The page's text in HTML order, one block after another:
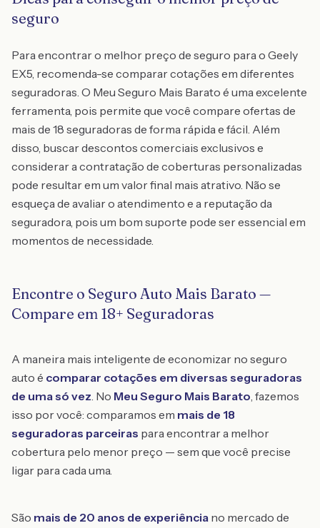
seguro
Para encontrar o melhor preço de seguro para o Geely
EX5, recomenda-se comparar cotações em diferentes
seguradoras. O Meu Seguro Mais Barato é uma excelente
ferramenta, pois permite que você compare ofertas de
mais de 18 seguradoras de forma rápida e fácil. Além
disso, buscar descontos comerciais exclusivos e
considerar a contratação de coberturas personalizadas
pode resultar em um valor final mais atrativo. Não se
esqueça de avaliar o atendimento e a reputação da
seguradora, pois um bom suporte pode ser essencial em
momentos de necessidade.
Encontre o Seguro Auto Mais Barato —
Compare em 18+ Seguradoras
A maneira mais inteligente de economizar no seguro
auto é comparar cotações em diversas seguradoras
de uma só vez. No Meu Seguro Mais Barato, fazemos
isso por você: comparamos em mais de 18
seguradoras parceiras para encontrar a melhor
cobertura pelo menor preço — sem que você precise
ligar para cada uma.
São mais de 20 anos de experiência no mercado de